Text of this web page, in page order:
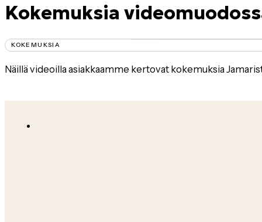
Kokemuksia
KOKEMUKSIA
Näillä videoilla asiakkaamme kertovat kokemuksia